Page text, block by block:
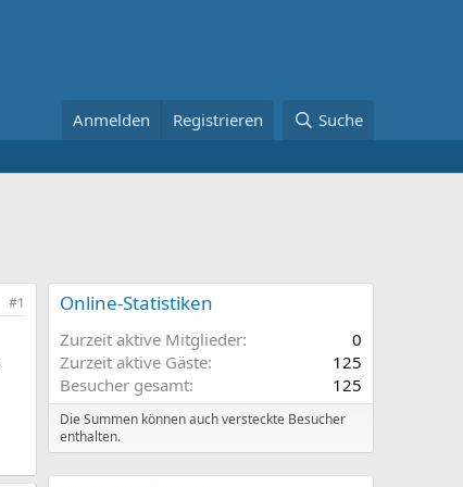
Anmelden Registrieren Suche
#1 Online-Statistiken
Zurzeit aktive Mitglieder
0
Zurzeit aktive Gäste
125
Besucher gesamt
125
Die Summen können auch versteckte Besucher
enthalten.